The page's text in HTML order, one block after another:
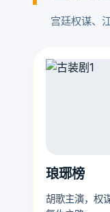
宫廷权谋、
琅琊榜
胡歌主演，权